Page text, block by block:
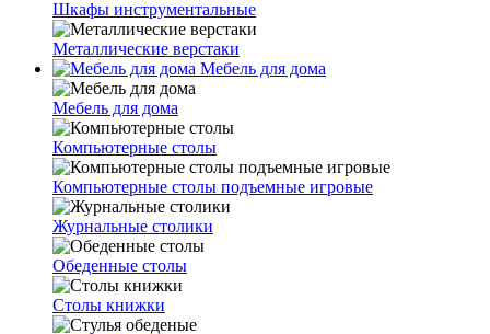
Шкафы инструментальные
Металлические верстаки
Мебель для дома
Мебель для дома
Компьютерные столы
Компьютерные столы подъемные игровые
Журнальные столики
Обеденные столы
Столы книжки